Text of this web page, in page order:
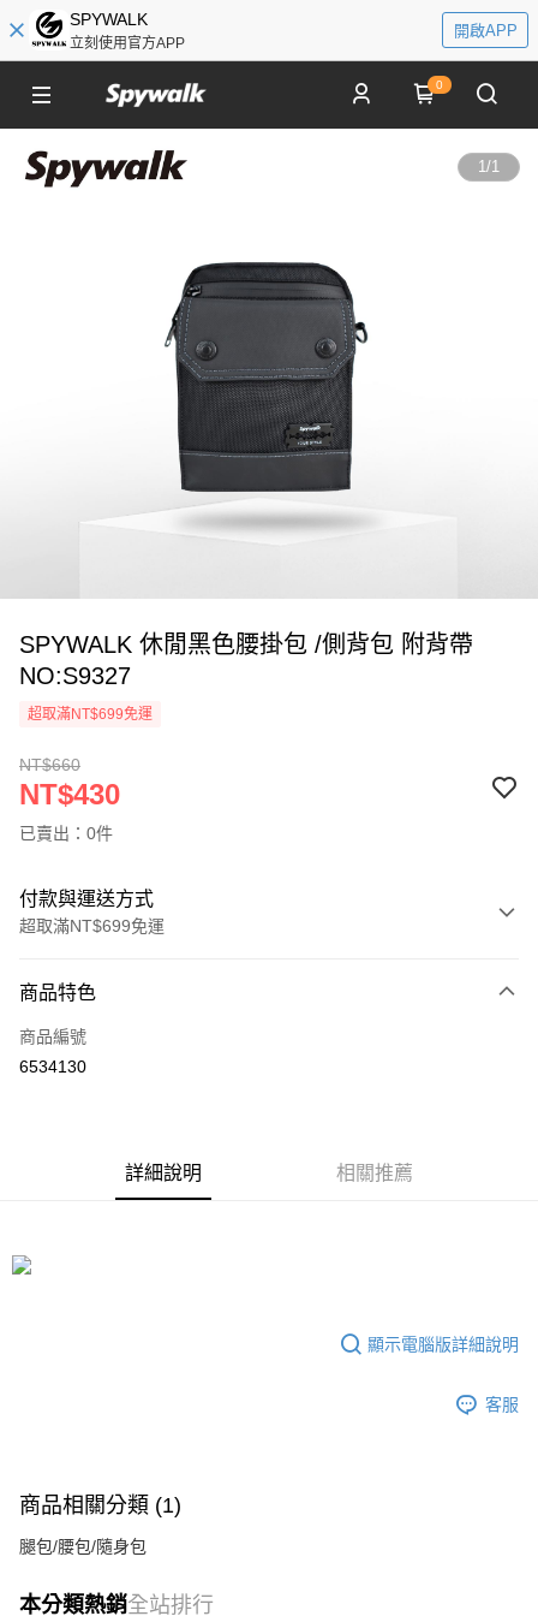
SPYWALK
立刻使用官方APP
開啟APP
0
1/1
SPYWALK 休閒黑色腰掛包 /側背包 附背帶
NO:S9327
超取滿NT$699免運
NT$660
NT$430
已賣出：0件
付款與運送方式
超取滿NT$699免運
信用卡一次付款
超商取貨付款
全家付款取貨
7-11付款取貨
商品特色
商品編號
6534130
詳細說明 相關推薦
顯示電腦版詳細說明
客服
商品相關分類 (1)
腿包/腰包/隨身包
本分類熱銷全站排行